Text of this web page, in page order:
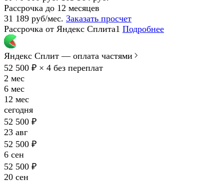
Рассрочка до 12 месяцев
31 189 руб/мес. Заказать просчет
Рассрочка от Яндекс Сплита1 Подробнее
Яндекс Сплит — оплата частями
52 500 ₽ × 4 без переплат
2 мес
6 мес
12 мес
сегодня
52 500 ₽
23 авг
52 500 ₽
6 сен
52 500 ₽
20 сен